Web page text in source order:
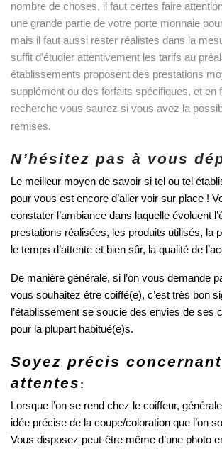
nombre de choses, il faut certes faire
une grande partie de votre porte monnaie
mais il faut aussi rester réalistes dans la
suffit d’étudier attentivement les tarifs au
établissements proposent des prestations
supplément ou des forfaits spécifiques, et en
recherche vous saurez si vous avez la
remises.
N’hésitez pas à vous
Le meilleur moyen de savoir si tel ou tel
pour vous est encore d’aller voir sur place !
constater l’ambiance dans laquelle évoluent
prestations réalisées, les produits utilisés, la
le temps d’attente et bien sûr, la qualité de
De manière générale, si l’on vous demande
vous souhaitez être coiffé(e), c’est très bon
l’établissement se soucie des envies de ses
pour la plupart habitué(e)s.
Soyez précis
attentes :
Lorsque l’on se rend chez le coiffeur,
idée précise de la coupe/coloration que l’on
Vous disposez peut-être même d’une photo